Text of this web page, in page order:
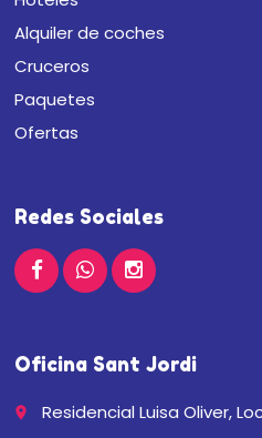
Alquiler de coches
Cruceros
Paquetes
Ofertas
Redes Sociales
Oficina Sant Jordi
place Residencial Luisa Oliver,